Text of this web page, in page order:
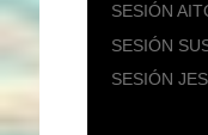
SESIÓN
SESIÓN
SESIÓN